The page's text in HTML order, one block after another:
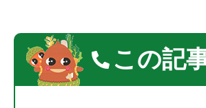
この記